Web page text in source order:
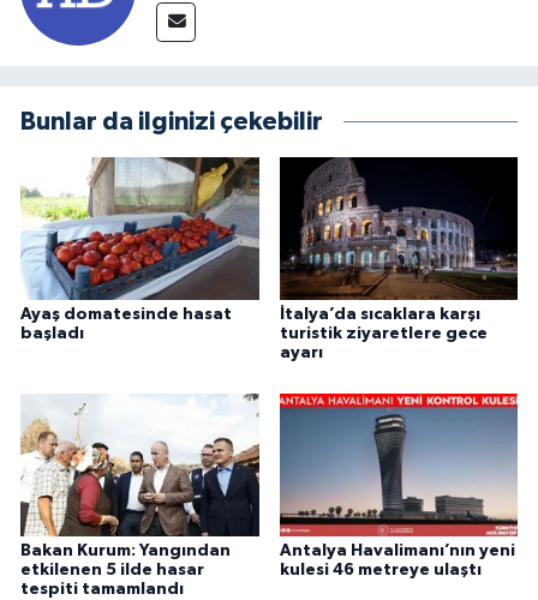
Bunlar da ilginizi çekebilir
Ayaş domatesinde hasat
başladı
İtalya’da sıcaklara karşı
turistik ziyaretlere gece
ayarı
Bakan Kurum: Yangından
etkilenen 5 ilde hasar
tespiti tamamlandı
Antalya Havalimanı’nın yeni
kulesi 46 metreye ulaştı